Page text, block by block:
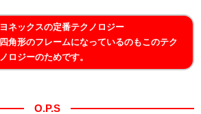
ヨネックスの定番テクノロジー
四角形のフレームになっているのもこのテク
ノロジーのためです。
O.P.S